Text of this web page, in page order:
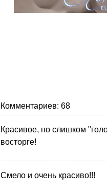
Комментариев: 68
Красивое, но слишком
восторге!
Смело и очень красиво!!!